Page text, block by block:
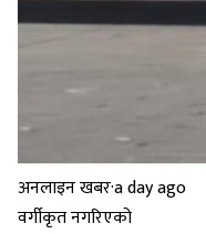
अनलाइन खबर·a day ago
वर्गीकृत नगरिएको